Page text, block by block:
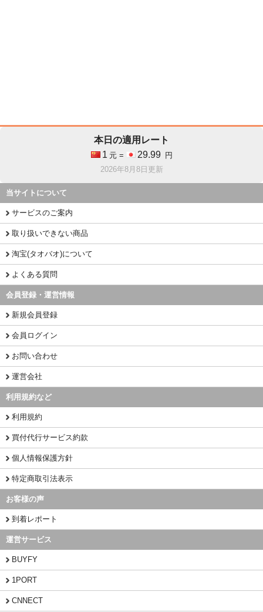
本日の適用レート
1 元 = 29.99
円
2026年8月8日更新
当サイトについて
サービスのご案内
取り扱いできない商品
淘宝(タオバオ)について
よくある質問
会員登録・運営情報
新規会員登録
会員ログイン
お問い合わせ
運営会社
利用規約など
利用規約
買付代行サービス約款
個人情報保護方針
特定商取引法表示
お客様の声
到着レポート
運営サービス
BUYFY
1PORT
CNNECT